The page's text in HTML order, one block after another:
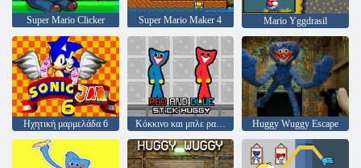
Super Mario Clicker Super Mario Maker 4 Mario Yggdrasil
Ηχητική μαρμελάδα 6 Κόκκινο και μπλε ραβδί Huggy Huggy Wuggy Escape